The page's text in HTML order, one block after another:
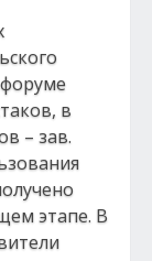
форуме
в
– зав.
этапе. В